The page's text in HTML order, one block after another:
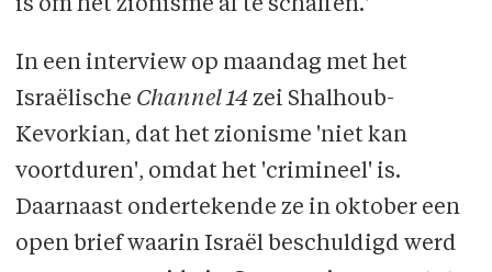
is om het zionisme af te schaffen.'
In een interview op maandag met het
Israëlische Channel 14zei Shalhoub-
Kevorkian, dat het zionisme 'niet kan
voortduren', omdat het 'crimineel' is.
Daarnaast ondertekende ze in oktober een
open brief waarin Israël beschuldigd werd